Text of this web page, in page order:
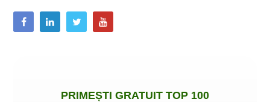
PRIMEȘTI GRATUIT TOP 100